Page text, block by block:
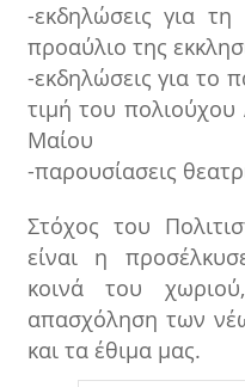
-εκδηλώσεις για
προαύλιο της
-εκδηλώσεις για το
τιμή του πολιούχου
Μαίου
-παρουσίασεις
Στόχος του
είναι η
κοινά του
απασχόληση των
και τα έθιμα μας.